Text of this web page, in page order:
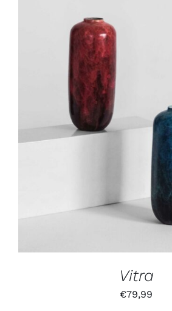
IN DEN WARENKORB
DETAILS
Vitra
€79,99